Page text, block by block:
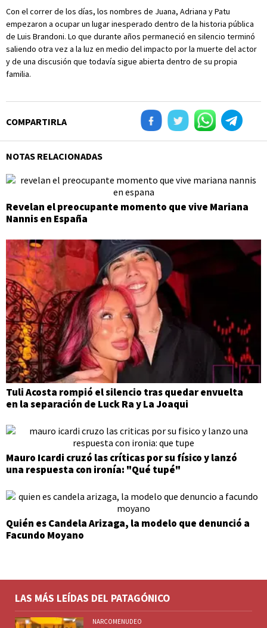
Con el correr de los días, los nombres de Juana, Adriana y Patu
empezaron a ocupar un lugar inesperado dentro de la historia pública
de Luis Brandoni. Lo que durante años permaneció en silencio terminó
saliendo otra vez a la luz en medio del impacto por la muerte del actor
y de una discusión que todavía sigue abierta dentro de su propia
familia.
COMPARTIRLA
NOTAS RELACIONADAS
Revelan el preocupante momento que vive Mariana
Nannis en España
Tuli Acosta rompió el silencio tras quedar envuelta
en la separación de Luck Ra y La Joaqui
Mauro Icardi cruzó las críticas por su físico y lanzó
una respuesta con ironía: "Qué tupé"
Quién es Candela Arizaga, la modelo que denunció a
Facundo Moyano
LAS MÁS LEÍDAS DEL PATAGÓNICO
NARCOMENUDEO